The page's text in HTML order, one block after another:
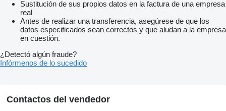
Sustitución de sus propios datos en la factura de una empresa
real
Antes de realizar una transferencia, asegúrese de que los
datos especificados sean correctos y que aludan a la empresa
en cuestión.
¿Detectó algún fraude?
Infórmenos de lo sucedido
Contactos del vendedor